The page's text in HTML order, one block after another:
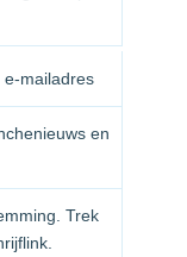
mailadres
en
Trek